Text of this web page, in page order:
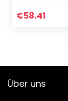
€58.41
Über uns